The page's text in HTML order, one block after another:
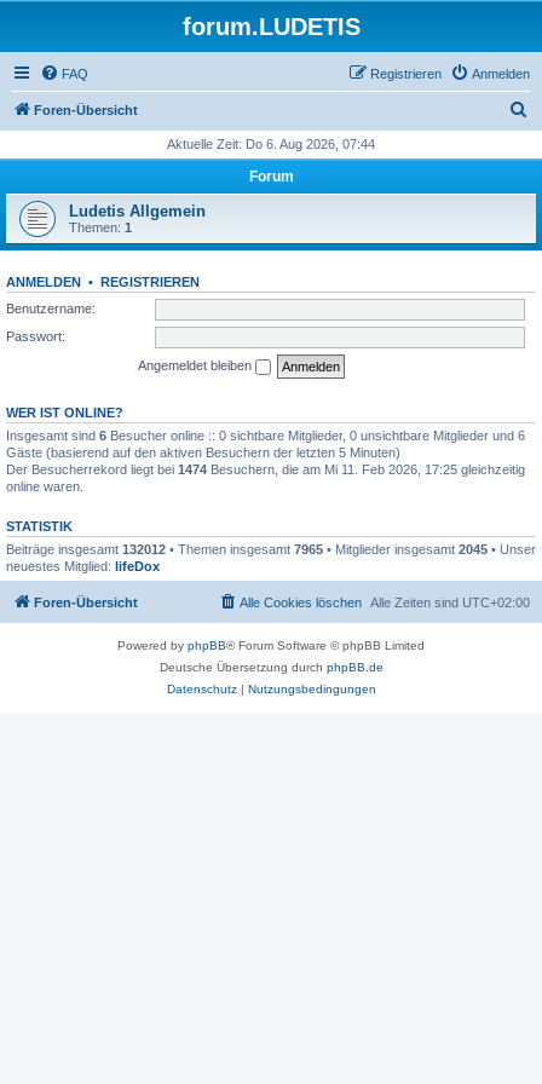
forum.LUDETIS
FAQ Anmelden
Registrieren
Foren-Übersicht
h
Aktuelle Zeit: Do 6. Aug 2026, 07:44
Forum
Ludetis Allgemein
Themen: 1
ANMELDEN • REGISTRIEREN
Benutzername:
Passwort:
Angemeldet bleiben
WER IST ONLINE?
Insgesamt sind 6 Besucher online :: 0 sichtbare Mitglieder, 0 unsichtbare Mitglieder und 6
Gäste (basierend auf den aktiven Besuchern der letzten 5 Minuten)
Der Besucherrekord liegt bei 1474 Besuchern, die am Mi 11. Feb 2026, 17:25 gleichzeitig
online waren.
STATISTIK
Beiträge insgesamt 132012 • Themen insgesamt 7965 • Mitglieder insgesamt 2045 • Unser
neuestes Mitglied: lifeDox
Foren-Übersicht Alle Zeiten sind UTC+02:00
Alle Cookies löschen
Powered by phpBB® Forum Software © phpBB Limited
Deutsche Übersetzung durch phpBB.de
Datenschutz| Nutzungsbedingungen